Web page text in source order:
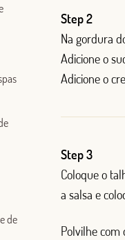
de
Step 2
Na gordura
Adicione o
Adicione o
Step 3
Coloque o
a salsa e
Polvilhe com
OR WITH